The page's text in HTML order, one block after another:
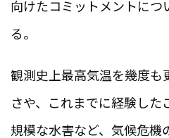
向けたコミットメントにつ
る。
観測史上最高気温を幾度も
さや、これまでに経験した
規模な水害など、気候危機